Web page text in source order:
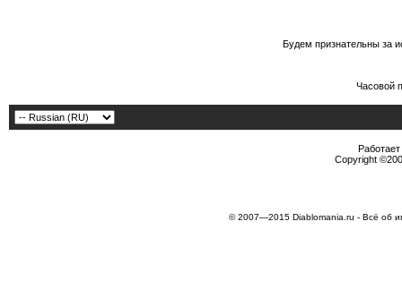
Будем признательны за
Часовой
Copyright
© 2007—2015 Diablomania.ru - Всё об